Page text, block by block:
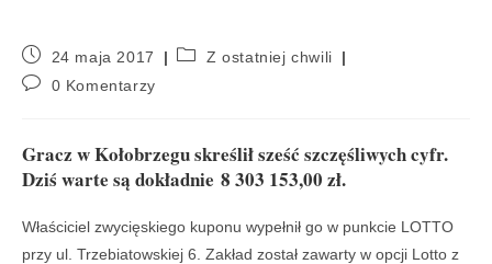
24 maja 2017
Z ostatniej chwili
0 Komentarzy
Gracz w Kołobrzegu skreślił sześć szczęśliwych cyfr.
Dziś warte są dokładnie 8 303 153,00 zł.
Właściciel zwycięskiego kuponu wypełnił go w punkcie LOTTO
przy ul. Trzebiatowskiej 6. Zakład został zawarty w opcji Lotto z